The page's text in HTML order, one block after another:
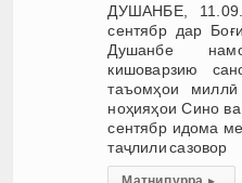
ДУШАНБЕ,
сентябр дар
Душанбе
кишоварзию
таъомҳои
ноҳияҳои Сино
сентябр идома
таҷлили сазовор